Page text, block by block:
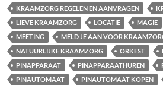
KRAAMZORG REGELEN EN AANVRAGEN
LIEVE KRAAMZORG
LOCATIE MAGIE
MEETING
MELD JE AAN VOOR
NATUURLIJKE KRAAMZORG
ORKEST
PINAPPARAAT
PINAPPARAATHUREN
PINAUTOMAAT
PINAUTOMAAT KOPEN